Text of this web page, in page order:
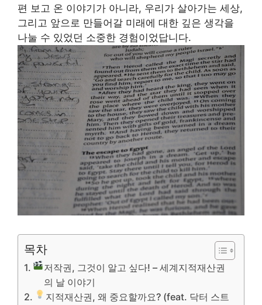
편 보고 온 이야기가 아니라, 우리가 살아가는 세상,
그리고 앞으로 만들어갈 미래에 대한 깊은 생각을
나눌 수 있었던 소중한 경험이었답니다.
목차
저작권, 그것이 알고 싶다! – 세계지적재산권
의 날 이야기
지적재산권, 왜 중요할까요? (feat. 닥터 스트